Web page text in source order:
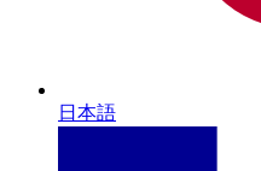
日本語